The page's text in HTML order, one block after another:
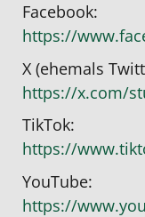
Facebook:
https://
X (ehemals
https://x.com/
TikTok:
https://
YouTube:
https://